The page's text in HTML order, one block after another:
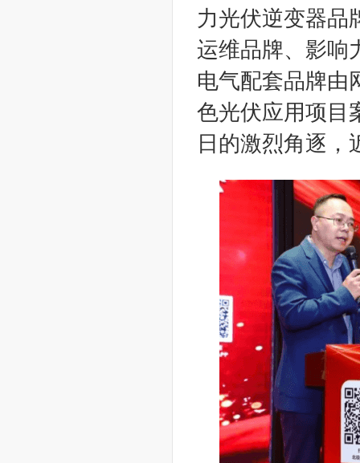
力光伏逆变器品
运维品牌、影响
电气配套品牌由
色光伏应用项目
日的激烈角逐，